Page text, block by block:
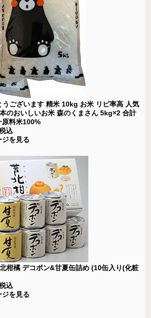
うございます 精米 10kg お米 リピ率高 人気
のおいしいお米 森のくまさん 5kg×2 合計
料米100%
込
ジを見る
柑橘 デコポン&甘夏缶詰め (10缶入り(化粧
込
ジを見る